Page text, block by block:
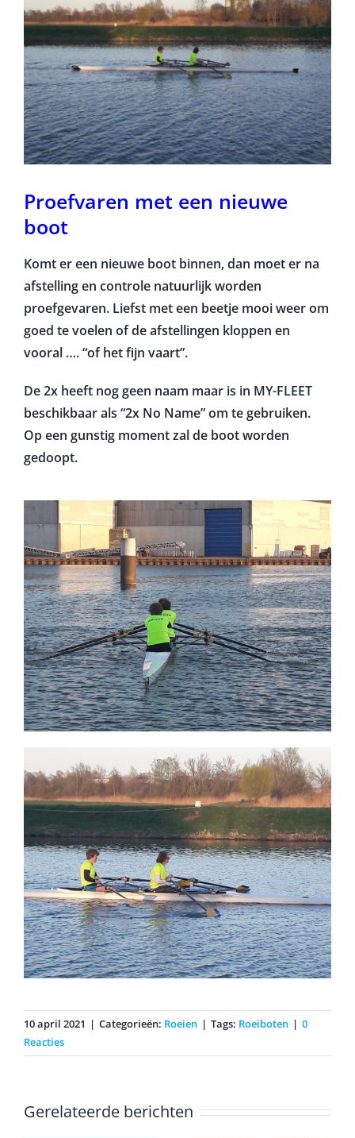
Proefvaren met een nieuwe
boot
Komt er een nieuwe boot binnen, dan moet er na
afstelling en controle natuurlijk worden
proefgevaren. Liefst met een beetje mooi weer om
goed te voelen of de afstellingen kloppen en
vooral …. “of het fijn vaart”.
De 2x heeft nog geen naam maar is in MY-FLEET
beschikbaar als “2x No Name” om te gebruiken.
Op een gunstig moment zal de boot worden
gedoopt.
10 april 2021 | Categorieën: Roeien | Tags: Roeiboten | 0
Reacties
Gerelateerde berichten